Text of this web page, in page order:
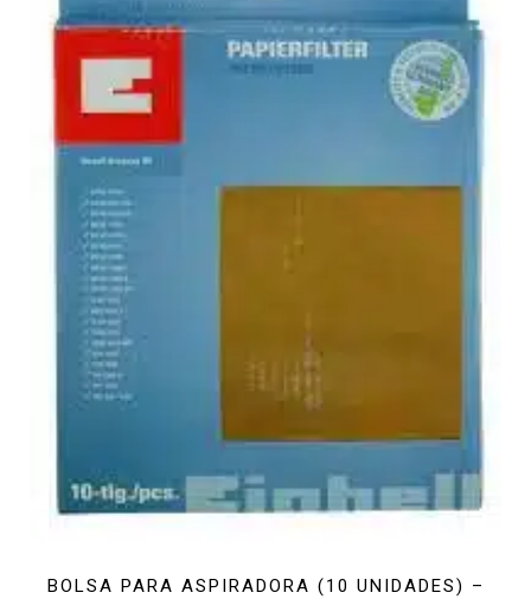
BOLSA PARA ASPIRADORA (10 UNIDADES) –